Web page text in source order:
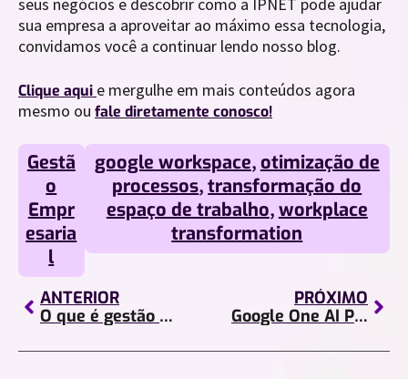
seus negócios e descobrir como a IPNET pode ajudar
sua empresa a aproveitar ao máximo essa tecnologia,
convidamos você a continuar lendo nosso blog.
Clique aqui e mergulhe em mais conteúdos agora
mesmo ou fale diretamente conosco!
Gestã
o
Empr
esaria
l
google workspace, otimização de
processos,transformação do
espaço de trabalho, workplace
transformation
ANTERIOR
O que é gestão de pessoas e qual sua importância?
PRÓXIMO
Google One AI Premium: o guia para aumentar a sua produtividade com o Gemini!